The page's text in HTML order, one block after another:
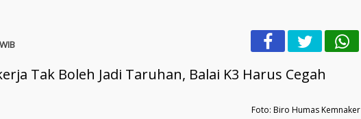
Foto: Biro Humas Kemnaker